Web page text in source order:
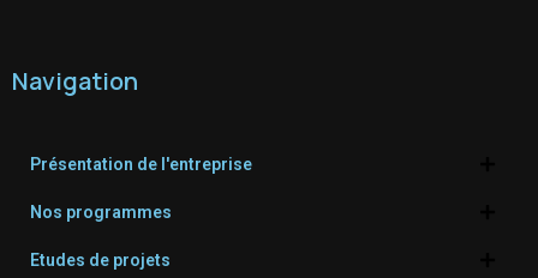
Navigation
Présentation de l'entreprise
Nos programmes
Etudes de projets